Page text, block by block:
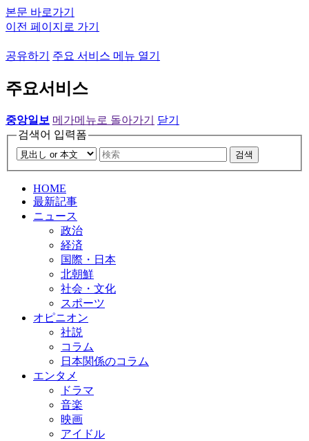
본문 바로가기
이전 페이지로 가기
공유하기 주요 서비스 메뉴 열기
주요서비스
중앙일보 메가메뉴로 돌아가기
닫기
검색어 입력폼
검색
HOME
最新記事
ニュース
政治
経済
国際・日本
北朝鮮
社会・文化
スポーツ
オピニオン
社説
コラム
日本関係のコラム
エンタメ
ドラマ
音楽
映画
アイドル